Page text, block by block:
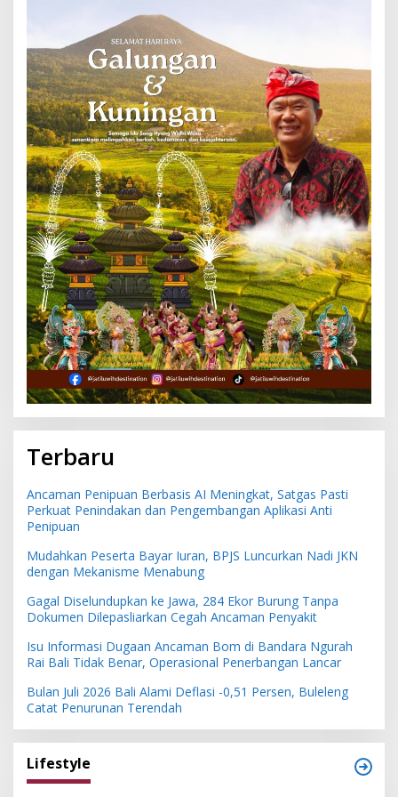
Terbaru
Ancaman Penipuan Berbasis AI Meningkat, Satgas Pasti
Perkuat Penindakan dan Pengembangan Aplikasi Anti
Penipuan
Mudahkan Peserta Bayar Iuran, BPJS Luncurkan Nadi JKN
dengan Mekanisme Menabung
Gagal Diselundupkan ke Jawa, 284 Ekor Burung Tanpa
Dokumen Dilepasliarkan Cegah Ancaman Penyakit
Isu Informasi Dugaan Ancaman Bom di Bandara Ngurah
Rai Bali Tidak Benar, Operasional Penerbangan Lancar
Bulan Juli 2026 Bali Alami Deflasi -0,51 Persen, Buleleng
Catat Penurunan Terendah
Lifestyle